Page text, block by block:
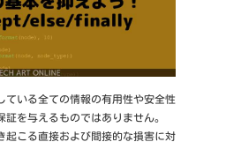
ている全ての情報の有用性や安全性
を与えるものではありません。
起こる直接および間接的な損害に対